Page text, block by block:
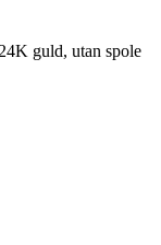
guld, utan spole